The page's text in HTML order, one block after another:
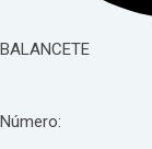
BALANCETE
Número: